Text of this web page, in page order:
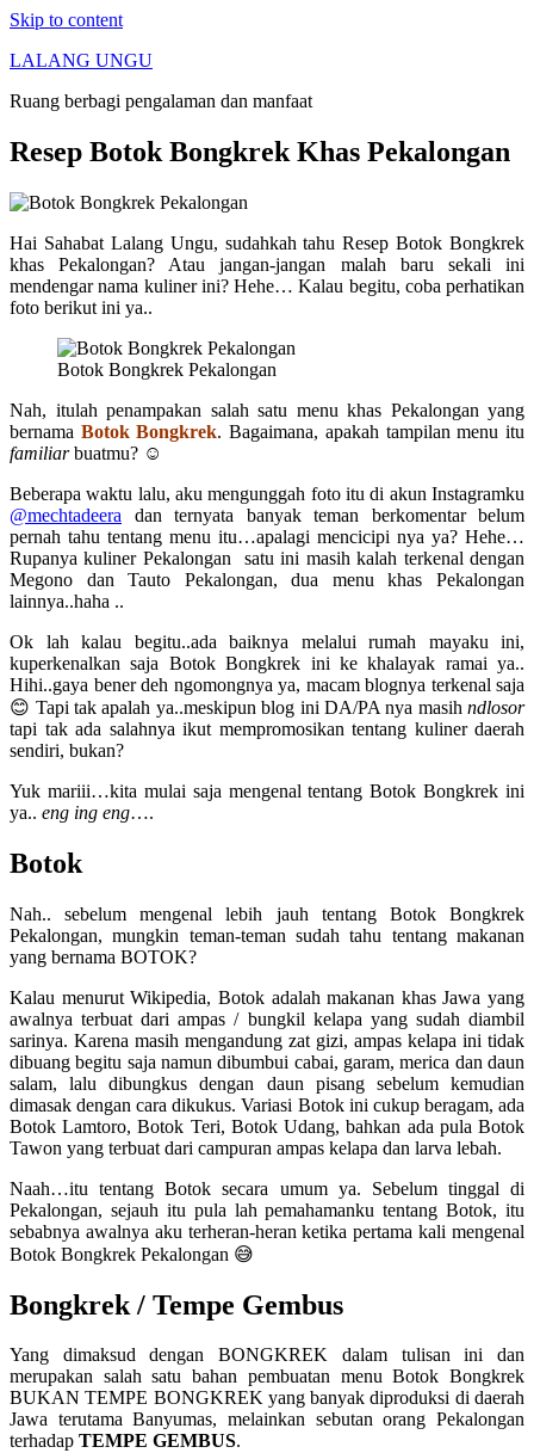
Skip to content
LALANG UNGU
Ruang berbagi pengalaman dan manfaat
Resep Botok Bongkrek Khas Pekalongan
Hai Sahabat Lalang Ungu, sudahkah tahu Resep Botok Bongkrek
khas Pekalongan? Atau jangan-jangan malah baru sekali ini
mendengar nama kuliner ini? Hehe… Kalau begitu, coba perhatikan
foto berikut ini ya..
Botok Bongkrek Pekalongan
Nah, itulah penampakan salah satu menu khas Pekalongan yang
bernama Botok Bongkrek. Bagaimana, apakah tampilan menu itu
familiarbuatmu? ☺
Beberapa waktu lalu, aku mengunggah foto itu di akun Instagramku
@mechtadeera dan ternyata banyak teman berkomentar belum
pernah tahu tentang menu itu…apalagi mencicipi nya ya? Hehe…
Rupanya kuliner Pekalongan satu ini masih kalah terkenal dengan
Megono dan Tauto Pekalongan, dua menu khas Pekalongan
lainnya..haha ..
Ok lah kalau begitu..ada baiknya melalui rumah mayaku ini,
kuperkenalkan saja Botok Bongkrek ini ke khalayak ramai ya..
Hihi..gaya bener deh ngomongnya ya, macam blognya terkenal saja
😊 Tapi tak apalah ya..meskipun blog ini DA/PA nya masih ndlosor
tapi tak ada salahnya ikut mempromosikan tentang kuliner daerah
sendiri, bukan?
Yuk mariii…kita mulai saja mengenal tentang Botok Bongkrek ini
ya.. eng ing eng….
Botok
Nah.. sebelum mengenal lebih jauh tentang Botok Bongkrek
Pekalongan, mungkin teman-teman sudah tahu tentang makanan
yang bernama BOTOK?
Kalau menurut Wikipedia, Botok adalah makanan khas Jawa yang
awalnya terbuat dari ampas / bungkil kelapa yang sudah diambil
sarinya. Karena masih mengandung zat gizi, ampas kelapa ini tidak
dibuang begitu saja namun dibumbui cabai, garam, merica dan daun
salam, lalu dibungkus dengan daun pisang sebelum kemudian
dimasak dengan cara dikukus. Variasi Botok ini cukup beragam, ada
Botok Lamtoro, Botok Teri, Botok Udang, bahkan ada pula Botok
Tawon yang terbuat dari campuran ampas kelapa dan larva lebah.
Naah…itu tentang Botok secara umum ya. Sebelum tinggal di
Pekalongan, sejauh itu pula lah pemahamanku tentang Botok, itu
sebabnya awalnya aku terheran-heran ketika pertama kali mengenal
Botok Bongkrek Pekalongan 😅
Bongkrek / Tempe Gembus
Yang dimaksud dengan BONGKREK dalam tulisan ini dan
merupakan salah satu bahan pembuatan menu Botok Bongkrek
BUKAN TEMPE BONGKREK yang banyak diproduksi di daerah
Jawa terutama Banyumas, melainkan sebutan orang Pekalongan
terhadap TEMPE GEMBUS.